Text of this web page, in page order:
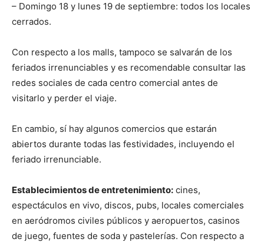
– Domingo 18 y lunes 19 de septiembre: todos los locales
cerrados.
Con respecto a los malls, tampoco se salvarán de los
feriados irrenunciables y es recomendable consultar las
redes sociales de cada centro comercial antes de
visitarlo y perder el viaje.
En cambio, sí hay algunos comercios que estarán
abiertos durante todas las festividades, incluyendo el
feriado irrenunciable.
Establecimientos de entretenimiento: cines,
espectáculos en vivo, discos, pubs, locales comerciales
en aeródromos civiles públicos y aeropuertos, casinos
de juego, fuentes de soda y pastelerías. Con respecto a